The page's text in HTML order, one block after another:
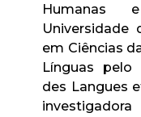
Humanas
Universidade
em Ciências
Línguas pelo
des Langues